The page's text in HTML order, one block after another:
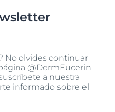
No olvides continuar
@DermEucerin
a nuestra
informado sobre el